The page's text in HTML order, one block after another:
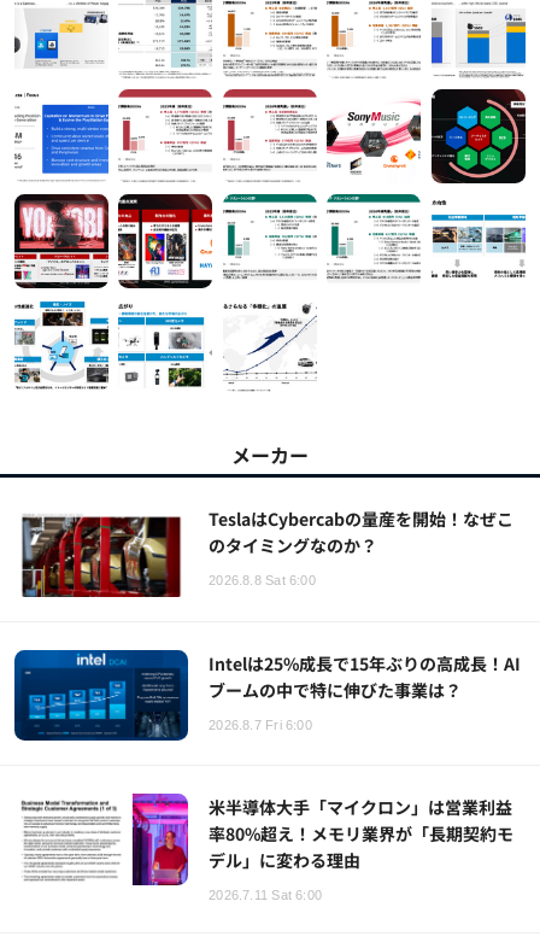
メーカー
TeslaはCybercabの量産を開始！なぜこ
のタイミングなのか？
2026.8.8 Sat 6:00
Intelは25%成長で15年ぶりの高成長！AI
ブームの中で特に伸びた事業は？
2026.8.7 Fri 6:00
米半導体大手「マイクロン」は営業利益
率80%超え！メモリ業界が「長期契約モ
デル」に変わる理由
2026.7.11 Sat 6:00